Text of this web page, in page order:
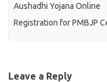
Aushadhi Yojana Online
Registration for PMBJP
Leave a Reply